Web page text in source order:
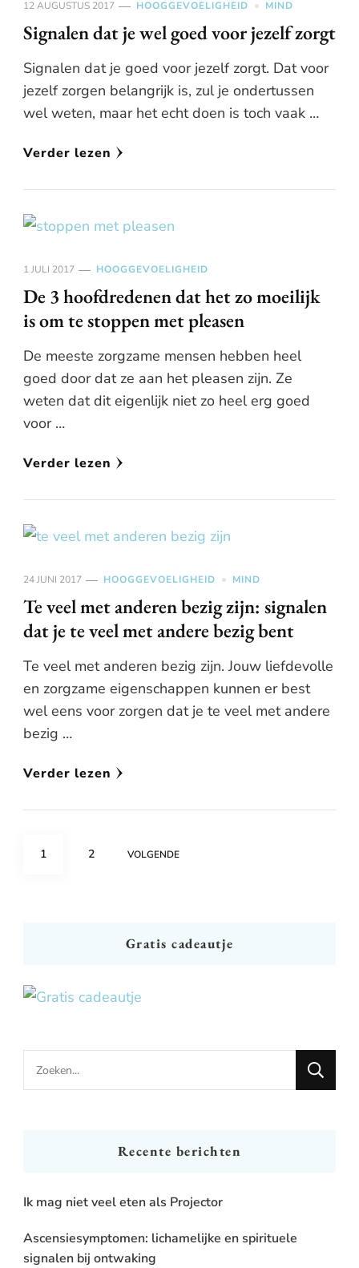
12 AUGUSTUS 2017 HOOGGEVOELIGHEID MIND
Signalen dat je wel goed voor jezelf zorgt
Signalen dat je goed voor jezelf zorgt. Dat voor
jezelf zorgen belangrijk is, zul je ondertussen
wel weten, maar het echt doen is toch vaak …
Verder lezen
1 JULI 2017 HOOGGEVOELIGHEID
De 3 hoofdredenen dat het zo moeilijk
is om te stoppen met pleasen
De meeste zorgzame mensen hebben heel
goed door dat ze aan het pleasen zijn. Ze
weten dat dit eigenlijk niet zo heel erg goed
voor …
Verder lezen
24 JUNI 2017 HOOGGEVOELIGHEID MIND
Te veel met anderen bezig zijn: signalen
dat je te veel met andere bezig bent
Te veel met anderen bezig zijn. Jouw liefdevolle
en zorgzame eigenschappen kunnen er best
wel eens voor zorgen dat je te veel met andere
bezig …
Verder lezen
Berichten
PAGE
1 PAGE
2 VOLGENDE
Gratis cadeautje
Looking
for
Recente berichten
Ik mag niet veel eten als Projector
Ascensiesymptomen: lichamelijke en spirituele
signalen bij ontwaking